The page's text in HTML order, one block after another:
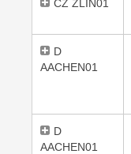
CZ ZLIN01
D
AACHEN01
D
AACHEN01